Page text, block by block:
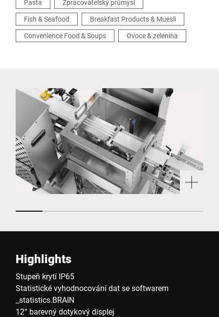
Pasta
Zpracovatelský průmysl
Fish & Seafood
Breakfast Products & Muesli
Convenience Food & Soups
Ovoce & zelenina
Highlights
Stupeň krytí IP65
Statistické vyhodnocování dat se softwarem
_statistics.BRAIN
12“ barevný dotykový displej